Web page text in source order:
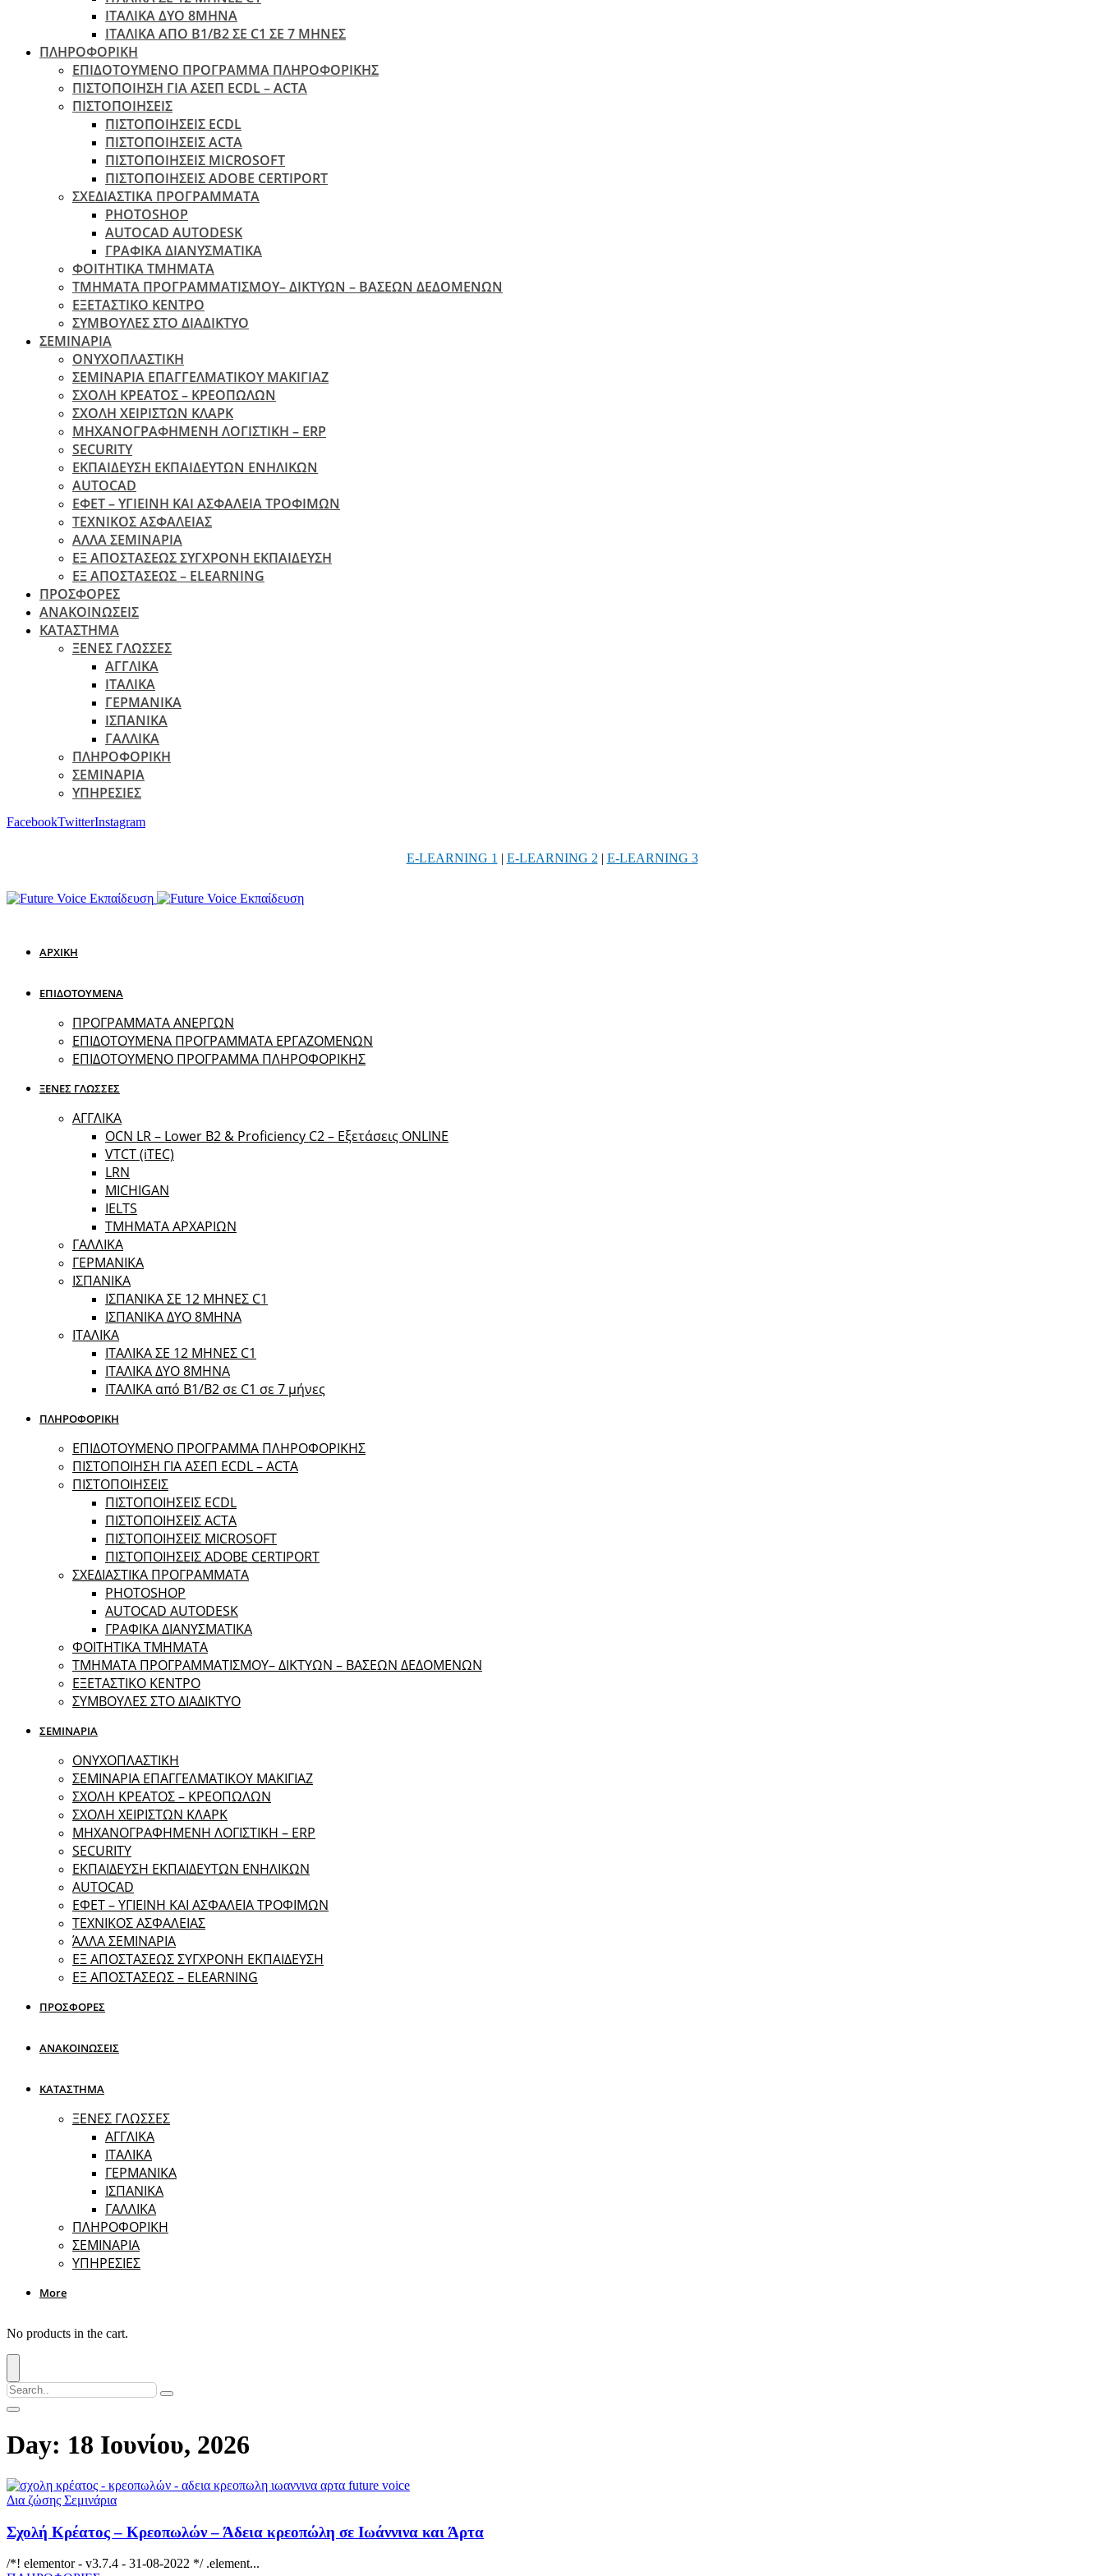
ΙΤΑΛΙΚΑ ΔΥΟ 8ΜΗΝΑ
ΙΤΑΛΙΚΑ ΑΠΌ B1/B2 ΣΕ C1 ΣΕ 7 ΜΉΝΕΣ
ΠΛΗΡΟΦΟΡΙΚΗ
ΕΠΙΔΟΤΟΥΜΕΝΟ ΠΡΟΓΡΑΜΜΑ ΠΛΗΡΟΦΟΡΙΚΗΣ
ΠIΣΤΟΠΟΙΗΣΗ ΓΙΑ ΑΣΕΠ ECDL – ACTA
ΠΙΣΤΟΠΟΙΗΣΕΙΣ
ΠΙΣΤΟΠΟΙΗΣΕΙΣ ECDL
ΠΙΣΤΟΠΟΙΗΣΕΙΣ ACTA
ΠΙΣΤΟΠΟΙΗΣΕΙΣ MICROSOFT
ΠΙΣΤΟΠΟΙΗΣΕΙΣ ADOBE CERTIPORT
ΣΧΕΔΙΑΣΤΙΚΑ ΠΡΟΓΡΑΜΜΑΤΑ
PHOTOSHOP
AUTOCAD AUTODESK
ΓΡΑΦΙΚΑ ΔΙΑΝΥΣΜΑΤΙΚΑ
ΦΟΙΤΗΤΙΚΑ ΤΜΗΜΑΤΑ
ΤΜΗΜΑΤΑ ΠΡΟΓΡΑΜΜΑΤΙΣΜΟΥ– ΔΙΚΤΥΩΝ – ΒΑΣΕΩΝ ΔΕΔΟΜΕΝΩΝ
ΕΞΕΤΑΣΤΙΚΟ ΚΕΝΤΡΟ
ΣΥΜΒΟΥΛΕΣ ΣΤΟ ΔΙΑΔΙΚΤΥΟ
ΣΕΜΙΝΑΡΙΑ
ΟΝΥΧΟΠΛΑΣΤΙΚΗ
ΣΕΜΙΝΑΡΙΑ ΕΠΑΓΓΕΛΜΑΤΙΚΟΥ ΜΑΚΙΓΙΑΖ
ΣΧΟΛΗ ΚΡΕΑΤΟΣ – ΚΡΕΟΠΩΛΩΝ
ΣΧΟΛΗ ΧΕΙΡΙΣΤΩΝ ΚΛΑΡΚ
ΜΗΧΑΝΟΓΡΑΦΗΜΕΝΗ ΛΟΓΙΣΤΙΚΗ – ERP
SECURITY
ΕΚΠΑΙΔΕΥΣΗ ΕΚΠΑΙΔΕΥΤΩΝ ΕΝΗΛΙΚΩΝ
ΑUTOCAD
ΕΦΕΤ – ΥΓΙΕΙΝΗ ΚΑΙ ΑΣΦΑΛΕΙΑ ΤΡΟΦΙΜΩΝ
ΤΕΧΝΙΚΟΣ ΑΣΦΑΛΕΙΑΣ
ΆΛΛΑ ΣΕΜΙΝΑΡΙΑ
EΞ ΑΠΟΣΤΑΣΕΩΣ ΣΥΓΧΡΟΝΗ ΕΚΠΑΙΔΕΥΣΗ
ΕΞ ΑΠΟΣΤΑΣΕΩΣ – ELEARNING
ΠΡΟΣΦΟΡΕΣ
ΑΝΑΚΟΙΝΩΣΕΙΣ
ΚΑΤΑΣΤΗΜΑ
ΞΕΝΕΣ ΓΛΩΣΣΕΣ
ΑΓΓΛΙΚΑ
ΙΤΑΛΙΚΑ
ΓΕΡΜΑΝΙΚΑ
ΙΣΠΑΝΙΚΑ
ΓΑΛΛΙΚΑ
ΠΛΗΡΟΦΟΡΙΚΗ
ΣΕΜΙΝΑΡΙΑ
ΥΠΗΡΕΣΙΕΣ
FacebookTwitterInstagram
E-LEARNING 1 | E-LEARNING 2 | E-LEARNING 3
ΑΡΧΙΚΗ
ΕΠΙΔΟΤΟΥΜΕΝΑ
ΠΡΟΓΡΑΜΜΑΤΑ ΑΝΕΡΓΩΝ
ΕΠΙΔΟΤΟΥΜΕΝΑ ΠΡΟΓΡΑΜΜΑΤΑ ΕΡΓΑΖΟΜΕΝΩΝ
ΕΠΙΔΟΤΟΥΜΕΝΟ ΠΡΟΓΡΑΜΜΑ ΠΛΗΡΟΦΟΡΙΚΗΣ
ΞΕΝΕΣ ΓΛΩΣΣΕΣ
ΑΓΓΛΙΚΑ
OCN LR – Lower B2 & Proficiency C2 – Εξετάσεις ONLINE
VTCT (iTEC)
LRN
MICHIGAN
IELTS
ΤΜΗΜΑΤΑ ΑΡΧΑΡΙΩΝ
ΓΑΛΛΙΚΑ
ΓΕΡΜΑΝΙΚΑ
ΙΣΠΑΝΙΚΑ
ΙΣΠΑΝΙΚΑ ΣΕ 12 ΜΗΝΕΣ C1
ΙΣΠΑΝΙΚΑ ΔΥΟ 8ΜΗΝΑ
ΙΤΑΛΙΚΑ
ΙΤΑΛΙΚΑ ΣΕ 12 ΜΗΝΕΣ C1
ΙΤΑΛΙΚΑ ΔΥΟ 8ΜΗΝΑ
ΙΤΑΛΙΚΑ από B1/B2 σε C1 σε 7 μήνες
ΠΛΗΡΟΦΟΡΙΚΗ
ΕΠΙΔΟΤΟΥΜΕΝΟ ΠΡΟΓΡΑΜΜΑ ΠΛΗΡΟΦΟΡΙΚΗΣ
ΠIΣΤΟΠΟΙΗΣΗ ΓΙΑ ΑΣΕΠ ECDL – ACTA
ΠΙΣΤΟΠΟΙΗΣΕΙΣ
ΠΙΣΤΟΠΟΙΗΣΕΙΣ ECDL
ΠΙΣΤΟΠΟΙΗΣΕΙΣ ACTA
ΠΙΣΤΟΠΟΙΗΣΕΙΣ MICROSOFT
ΠΙΣΤΟΠΟΙΗΣΕΙΣ ADOBE CERTIPORT
ΣΧΕΔΙΑΣΤΙΚΑ ΠΡΟΓΡΑΜΜΑΤΑ
PHOTOSHOP
AUTOCAD AUTODESK
ΓΡΑΦΙΚΑ ΔΙΑΝΥΣΜΑΤΙΚΑ
ΦΟΙΤΗΤΙΚΑ ΤΜΗΜΑΤΑ
ΤΜΗΜΑΤΑ ΠΡΟΓΡΑΜΜΑΤΙΣΜΟΥ– ΔΙΚΤΥΩΝ – ΒΑΣΕΩΝ ΔΕΔΟΜΕΝΩΝ
ΕΞΕΤΑΣΤΙΚΟ ΚΕΝΤΡΟ
ΣΥΜΒΟΥΛΕΣ ΣΤΟ ΔΙΑΔΙΚΤΥΟ
ΣΕΜΙΝΑΡΙΑ
ΟΝΥΧΟΠΛΑΣΤΙΚΗ
ΣΕΜΙΝΑΡΙΑ ΕΠΑΓΓΕΛΜΑΤΙΚΟΥ ΜΑΚΙΓΙΑΖ
ΣΧΟΛΗ ΚΡΕΑΤΟΣ – ΚΡΕΟΠΩΛΩΝ
ΣΧΟΛΗ ΧΕΙΡΙΣΤΩΝ ΚΛΑΡΚ
ΜΗΧΑΝΟΓΡΑΦΗΜΕΝΗ ΛΟΓΙΣΤΙΚΗ – ERP
SECURITY
ΕΚΠΑΙΔΕΥΣΗ ΕΚΠΑΙΔΕΥΤΩΝ ΕΝΗΛΙΚΩΝ
ΑUTOCAD
ΕΦΕΤ – ΥΓΙΕΙΝΗ ΚΑΙ ΑΣΦΑΛΕΙΑ ΤΡΟΦΙΜΩΝ
ΤΕΧΝΙΚΟΣ ΑΣΦΑΛΕΙΑΣ
ΆΛΛΑ ΣΕΜΙΝΑΡΙΑ
EΞ ΑΠΟΣΤΑΣΕΩΣ ΣΥΓΧΡΟΝΗ ΕΚΠΑΙΔΕΥΣΗ
ΕΞ ΑΠΟΣΤΑΣΕΩΣ – ELEARNING
ΠΡΟΣΦΟΡΕΣ
ΑΝΑΚΟΙΝΩΣΕΙΣ
ΚΑΤΑΣΤΗΜΑ
ΞΕΝΕΣ ΓΛΩΣΣΕΣ
ΑΓΓΛΙΚΑ
ΙΤΑΛΙΚΑ
ΓΕΡΜΑΝΙΚΑ
ΙΣΠΑΝΙΚΑ
ΓΑΛΛΙΚΑ
ΠΛΗΡΟΦΟΡΙΚΗ
ΣΕΜΙΝΑΡΙΑ
ΥΠΗΡΕΣΙΕΣ
More
No products in the cart.
Day: 18 Ιουνίου, 2026
Δια ζώσης Σεμινάρια
Σχολή Κρέατος – Κρεοπωλών – Άδεια κρεοπώλη σε Ιωάννινα και Άρτα
/*! elementor - v3.7.4 - 31-08-2022 */ .element...